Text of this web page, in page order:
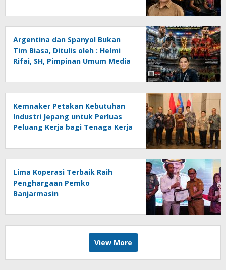
Ancaman Lingkungan, Oleh :
Helmi Rifai, SH
Argentina dan Spanyol Bukan
Tim Biasa, Ditulis oleh : Helmi
Rifai, SH, Pimpinan Umum Media
Kemnaker Petakan Kebutuhan
Industri Jepang untuk Perluas
Peluang Kerja bagi Tenaga Kerja
Lima Koperasi Terbaik Raih
Penghargaan Pemko
Banjarmasin
View More